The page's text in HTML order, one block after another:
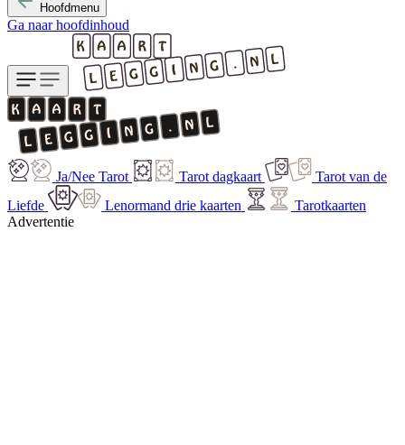
Hoofdmenu
Ga naar hoofdinhoud
Ja/Nee Tarot Tarot dagkaart
Tarot van de
Liefde
Lenormand drie kaarten
Tarotkaarten
Advertentie